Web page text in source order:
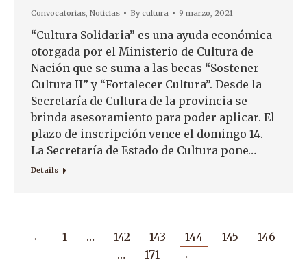
Convocatorias, Noticias Bycultura 9 marzo, 2021
“Cultura Solidaria” es una ayuda económica
otorgada por el Ministerio de Cultura de
Nación que se suma a las becas “Sostener
Cultura II” y “Fortalecer Cultura”. Desde la
Secretaría de Cultura de la provincia se
brinda asesoramiento para poder aplicar. El
plazo de inscripción vence el domingo 14.
La Secretaría de Estado de Cultura pone…
Details
← 1 … 142 143 144 145
146
…
171 →